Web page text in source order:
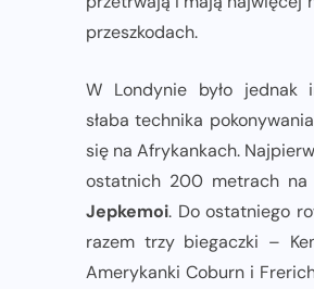
przeszkodach.
W Londynie było jednak
słaba technika
się na Afrykankach.
ostatnich 200 metrach na
Jepkemoi. Do ostatniego
razem trzy biegaczki –
Amerykanki Coburn i